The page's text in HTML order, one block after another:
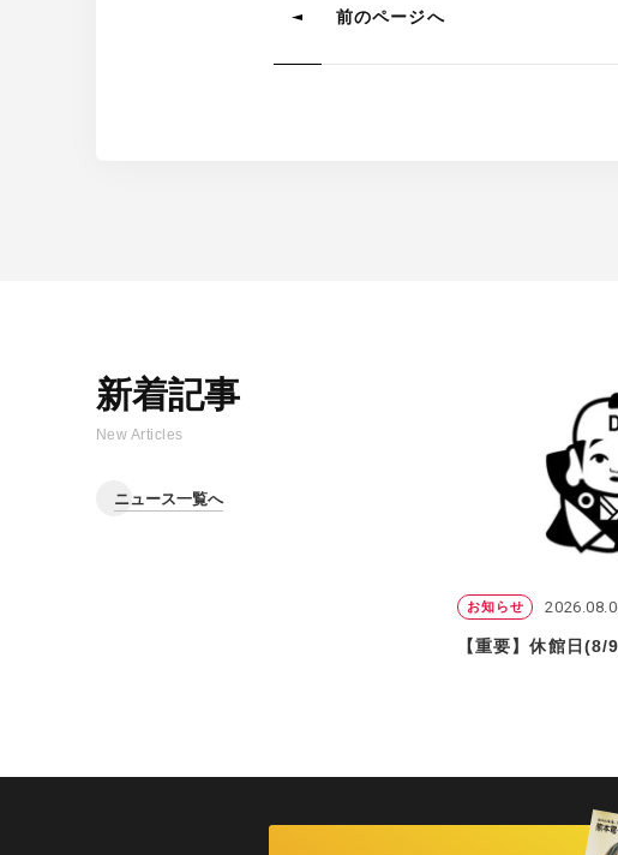
前のページへ
新着記事
New Articles
ニュース一覧へ
お知らせ
【重要】休館日